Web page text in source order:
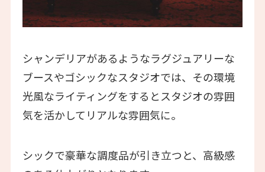
シャンデリアがあるようなラグジュアリーな
ブースやゴシックなスタジオでは、その環境
光風なライティングをするとスタジオの雰囲
気を活かしてリアルな雰囲気に。
シックで豪華な調度品が引き立つと、高級感